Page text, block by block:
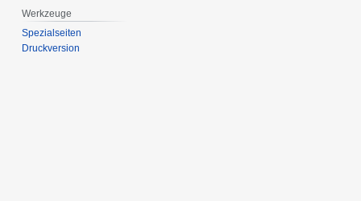
Werkzeuge
Spezialseiten
Druckversion